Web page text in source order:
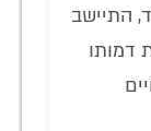
התיישב
דמותו